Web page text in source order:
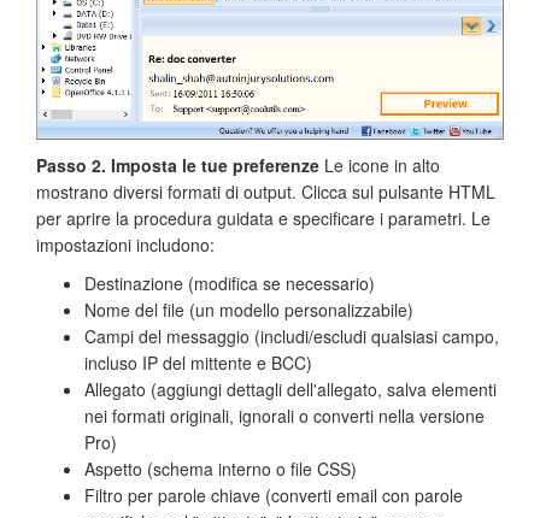
Passo 2. Imposta le tue preferenze Le icone in alto
mostrano diversi formati di output. Clicca sul pulsante HTML
per aprire la procedura guidata e specificare i parametri. Le
impostazioni includono:
Destinazione (modifica se necessario)
Nome del file (un modello personalizzabile)
Campi del messaggio (includi/escludi qualsiasi campo,
incluso IP del mittente e BCC)
Allegato (aggiungi dettagli dell'allegato, salva elementi
nei formati originali, ignorali o converti nella versione
Pro)
Aspetto (schema interno o file CSS)
Filtro per parole chiave (converti email con parole